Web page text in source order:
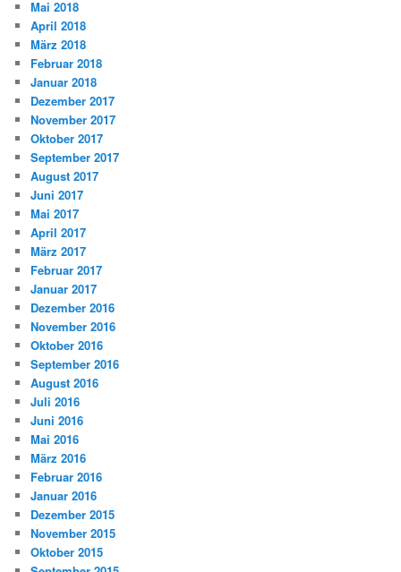
Mai 2018
April 2018
März 2018
Februar 2018
Januar 2018
Dezember 2017
November 2017
Oktober 2017
September 2017
August 2017
Juni 2017
Mai 2017
April 2017
März 2017
Februar 2017
Januar 2017
Dezember 2016
November 2016
Oktober 2016
September 2016
August 2016
Juli 2016
Juni 2016
Mai 2016
März 2016
Februar 2016
Januar 2016
Dezember 2015
November 2015
Oktober 2015